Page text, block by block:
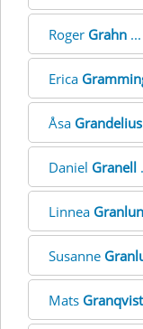
Roger Grahn
Erica
Åsa Grandelius
Daniel Granell
Linnea
Susanne
Mats Granqvist